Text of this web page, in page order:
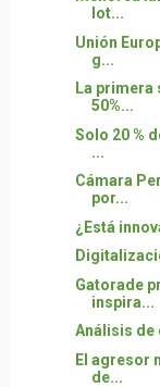
lot...
Unión
g...
La primera
50%...
Solo 20 %
...
Cámara
por...
¿Está
Gatorade
inspira...
Análisis de
El agresor
de...